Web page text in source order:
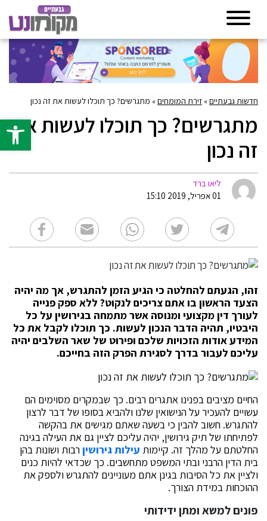
פתח
חדשות גבעתיים» זירת המומחים» מתגרשים? כך תוכלו לעשות את זה נכון
מתגרשים? כך תוכלו לעשות את
זה נכון
ליאו ברד
01 אפריל, 2019 15:10
זהו, הגעתם להחלטה כי הגיע הזמן להתגרש, אך מה יהיה
הצעד הראשון בו אתם צריכים לנקוט? ללא ספק פנייה
לעורך דין מקצועי ומנוסה אשר מתמחה בגירושין על כל
היבטיו, תהיה הדבר הנכון לעשות. כך תוכלו לקבל את כל
המידע אודות הזכויות שלכם ופירוט של שאר השלבים יהיה
עליכם לעבור בדרך לסגירת הפרק הזה בחייכם.
החיים מציבים בפנינו אתגרים רבים. כך שבמקרים מסוימים הם
עשויים להעכיר על הנישואין שלנו ולהביא בסופו של דבר לרצון
להתגרש. חשוב להבין כי בשעה שאתם מגישים את בהקשה
לפתיחתו של תיק גירושין, יהיה עליכם לציין גם את העילה בגינה
החלטתם על מהלך זה. קיימות עילות גירושיןרבות ושונות בהן
בית הדין הרבני ובתי המשפט מתחשבים. כך שכדאי להיות כנים
ולציין את כל הסיבות בגינן אתם מעוניינים להתגרש ולספק את
ההוכחות במידת הצורך.
פונים למשא ומתן ידידותי